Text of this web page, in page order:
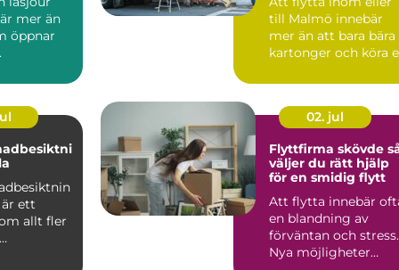
mer än
öppnar
till Malmö innebär
mer än att bara bära
kartonger och köra
ett
allt fler
02. jul
Flyttfirma skövde så
väljer du rätt hjälp
för en smidig flytt
Att flytta innebär
en blandning av
förväntan och stress.
Nya möjligheter